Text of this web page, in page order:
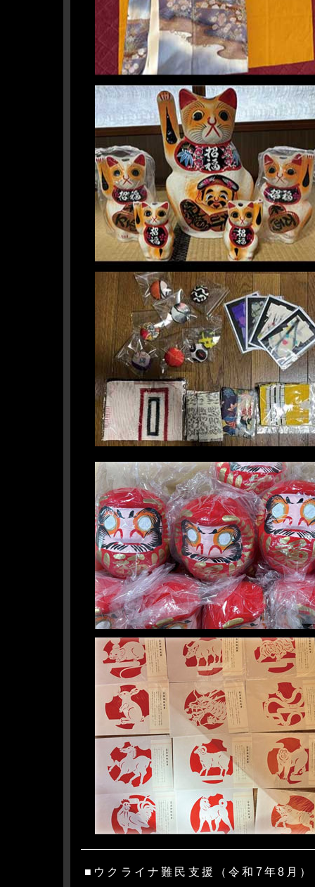
■ウクライナ難民支援（令和7年8月）